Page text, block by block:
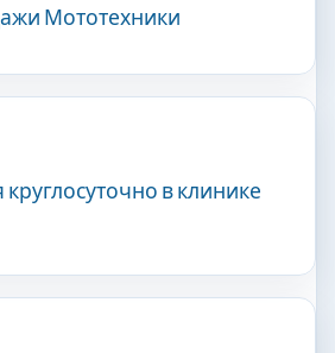
Мототехники
в клинике